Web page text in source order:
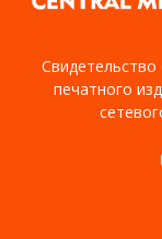
Свидетельство
печатного